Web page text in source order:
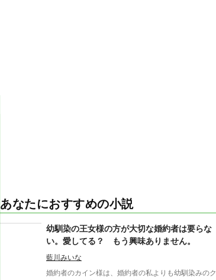
あなたにおすすめの小説
幼馴染の王女様の方が大切な婚約者は要らな
い。愛してる？ もう興味ありません。
藍川みいな
婚約者のカイン様は、婚約者の私よりも幼馴染みのク